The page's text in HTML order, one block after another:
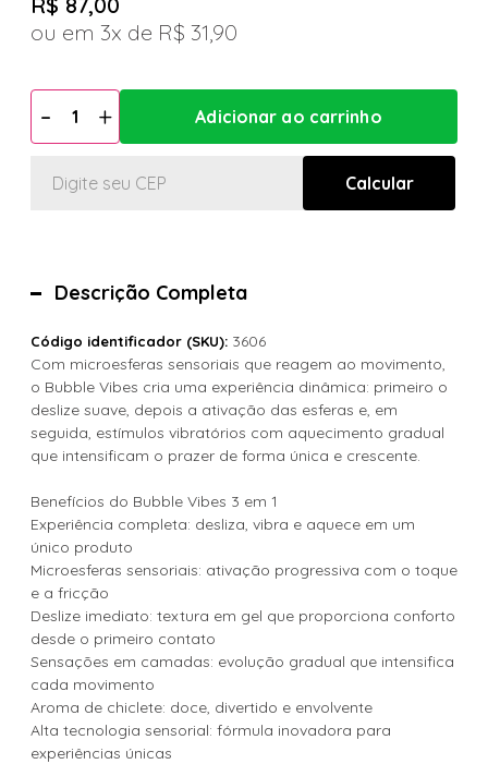
3x
R$ 31,90
Descrição Completa
Código identificador (SKU): 3606
Com microesferas sensoriais que reagem ao movimento,
o Bubble Vibes cria uma experiência dinâmica: primeiro o
deslize suave, depois a ativação das esferas e, em
seguida, estímulos vibratórios com aquecimento gradual
que intensificam o prazer de forma única e crescente.
Benefícios do Bubble Vibes 3 em 1
Experiência completa: desliza, vibra e aquece em um
único produto
Microesferas sensoriais: ativação progressiva com o toque
e a fricção
Deslize imediato: textura em gel que proporciona conforto
desde o primeiro contato
Sensações em camadas: evolução gradual que intensifica
cada movimento
Aroma de chiclete: doce, divertido e envolvente
Alta tecnologia sensorial: fórmula inovadora para
experiências únicas